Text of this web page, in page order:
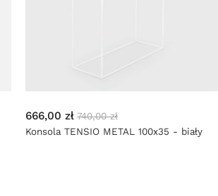
666,00 zł 740,00 zł
Konsola TENSIO METAL 100x35 - biały